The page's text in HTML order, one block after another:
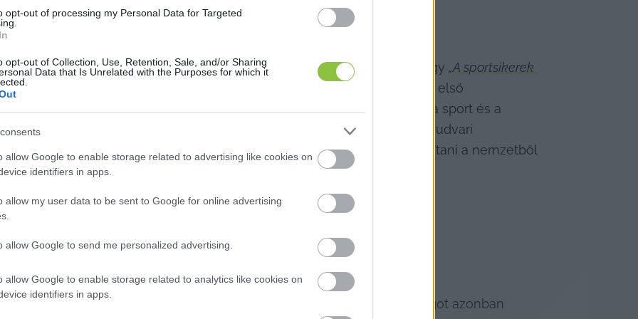
opt-out of processing my Personal Data for Targeted
opt-out of Collection, Use, Retention, Sale, and/or Sharing
Data that Is Unrelated with the Purposes for which it
allow Google to enable storage related to advertising like cookies on
identifiers in apps.
allow my user data to be sent to Google for online advertising
allow Google to send me personalized advertising.
allow Google to enable storage related to analytics like cookies on
identifiers in apps.
alakult ki a magyar sport körül is. Nem véletlen, hogy „A sportsikerek
valós problémáit
címmel jelent meg 2024. augusztusában életem első
a kép a politikával nem annyira mélyen foglalkozók számára is: a sport és a
rendszer, amit az élet minden területén. Kitalálták a narratívát, minden udvari
kiforgatták az ellenvéleményezők állításait és megpróbálták kitaszítani a nemzetből
sem indokolták, hogy ilyen messzire vigye a
, egy dolgot azonban